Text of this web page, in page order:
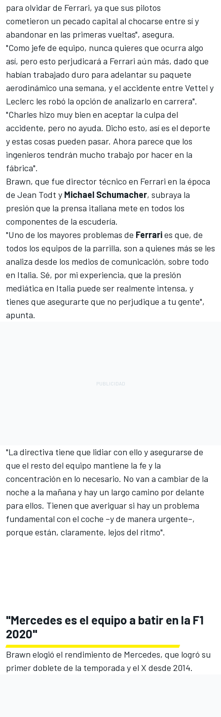
para olvidar de Ferrari, ya que sus pilotos
cometieron un pecado capital al chocarse entre sí y
abandonar en las primeras vueltas", asegura.
"Como jefe de equipo, nunca quieres que ocurra algo
así, pero esto perjudicará a Ferrari aún más, dado que
habían trabajado duro para adelantar su paquete
aerodinámico una semana, y el accidente entre Vettel y
Leclerc les robó la opción de analizarlo en carrera".
"Charles hizo muy bien en aceptar la culpa del
accidente, pero no ayuda. Dicho esto, así es el deporte
y estas cosas pueden pasar. Ahora parece que los
ingenieros tendrán mucho trabajo por hacer en la
fábrica".
Brawn, que fue director técnico en Ferrari en la época
de Jean Todt y Michael Schumacher, subraya la
presión que la prensa italiana mete en todos los
componentes de la escudería.
"Uno de los mayores problemas de Ferraries que, de
todos los equipos de la parrilla, son a quienes más se les
analiza desde los medios de comunicación, sobre todo
en Italia. Sé, por mi experiencia, que la presión
mediática en Italia puede ser realmente intensa, y
tienes que asegurarte que no perjudique a tu gente",
apunta.
"La directiva tiene que lidiar con ello y asegurarse de
que el resto del equipo mantiene la fe y la
concentración en lo necesario. No van a cambiar de la
noche a la mañana y hay un largo camino por delante
para ellos. Tienen que averiguar si hay un problema
fundamental con el coche –y de manera urgente–,
porque están, claramente, lejos del ritmo".
"Mercedes es el equipo a batir en la F1
2020"
Brawn elogió el rendimiento de Mercedes, que logró su
primer doblete de la temporada y el X desde 2014.